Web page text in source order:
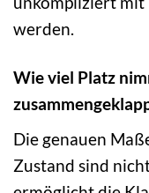
werden.
Wie viel Platz
Die genauen
Zustand sind